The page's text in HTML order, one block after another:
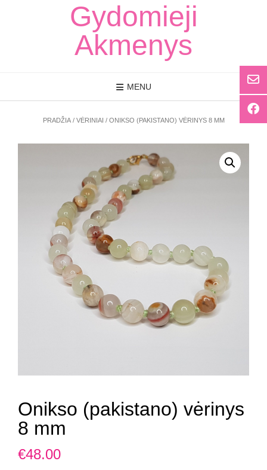
Gydomieji
Akmenys
MENU
PRADŽIA/ VĖRINIAI / ONIKSO (PAKISTANO) VĖRINYS 8 MM
Onikso (pakistano) vėrinys
8 mm
€48.00